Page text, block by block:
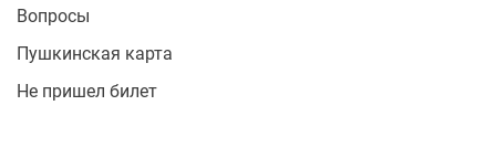
Вопросы
Пушкинская карта
Не пришел билет